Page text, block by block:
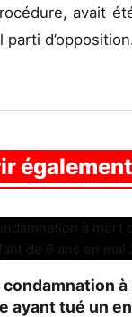
avait
parti
également
condamnation
ayant tué un